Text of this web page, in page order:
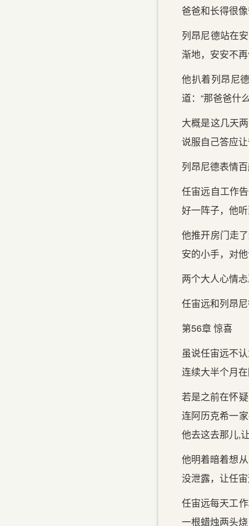
爸爸和长得很
列昂尼德站在
渐地，安安不
他扒着列昂尼
道：“那爸爸什
大概是这几天
说服自己答应让
列昂尼德表情
任宙远自工作
好一阵子，他
他推开房门走
安的小手，对
两个大人心情
任宙远和列昂
第56章 惊喜
虽说任宙远不
连续大半个月
若是之前在怀
连阿历克希一
他去这去那儿,
他明着暗着想
没泄露，让任
任宙远每天工
一根蜡烛两头